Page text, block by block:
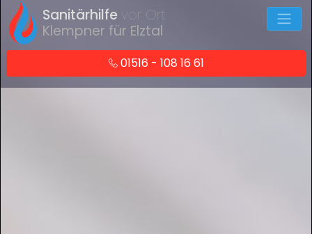
Sanitärhilfe vor Ort
Klempner für Elztal
01516 - 108 16 61